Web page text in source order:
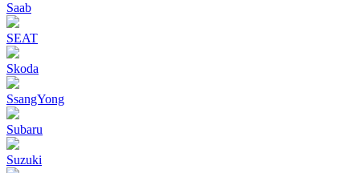
Saab
SEAT
Skoda
SsangYong
Subaru
Suzuki